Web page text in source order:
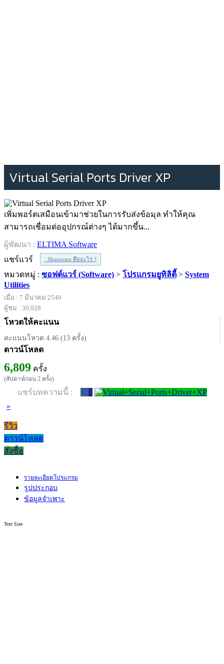
Virtual Serial Ports Driver XP
เพิ่มพอร์ตเสมือนเข้ามาช่วยในการรับส่งข้อมุล ทำให้คุณ
สามารถเชื่อมต่ออุปกรณ์ต่างๆ ได้มากขึ้น...
ผู้พัฒนา : ELTIMA Software
แชร์แวร์
Shareware คืออะไร ?
หมวดหมู่ : ซอฟต์แวร์ (Software) > โปรแกรมยูทิลิตี้ > System
Utilities
เมื่อ : 7 มีนาคม 2549
ผู้ชม : 30,928
โหวตให้คะแนน
คะแนนโหวต 4.46 (13 ครั้ง)
ดาวน์โหลด
6,809 ครั้ง
(สัปดาห์ก่อน 2 ครั้ง)
แชร์บทความนี้ :
0
»
รีวิว
ดาวน์โหลด
สั่งซื้อ
รายละเอียดโปรแกรม
รูปประกอบ
ข้อมูลจำเพาะ
Text Size